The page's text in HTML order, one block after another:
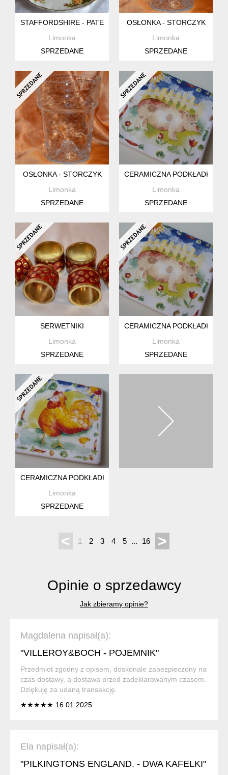
STAFFORDSHIRE - PATERA DWUPIĘTROWA
Limonka
SPRZEDANE
OSŁONKA - STORCZYK
Limonka
SPRZEDANE
OSŁONKA - STORCZYK
Limonka
SPRZEDANE
CERAMICZNA PODKŁADKA
Limonka
SPRZEDANE
SERWETNIKI
Limonka
SPRZEDANE
CERAMICZNA PODKŁADKA
Limonka
SPRZEDANE
CERAMICZNA PODKŁADKA POD KUBEK - PILKINGTONS
Limonka
SPRZEDANE
< 1 2 3 4 5 ... 16 >
Opinie o sprzedawcy
Jak zbieramy opinie?
Magdalena napisał(a):
"VILLEROY&BOCH - POJEMNIK"
Przedmiot zgodny z opisem, doskonale zabezpieczony na
czas dostawy, a dostawa przed zadeklarowanym czasem.
Dziękuję za udaną transakcję.
★★★★★ 16.01.2025
Ela napisał(a):
"PILKINGTONS ENGLAND. - DWA KAFELKI"